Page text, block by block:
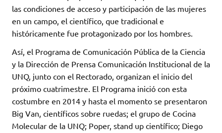
las condiciones de acceso y participación de las mujeres
en un campo, el científico, que tradicional e
históricamente fue protagonizado por los hombres.
Así, el Programa de Comunicación Pública de la Ciencia
y la Dirección de Prensa Comunicación Institucional de la
UNQ, junto con el Rectorado, organizan el inicio del
próximo cuatrimestre. El Programa inició con esta
costumbre en 2014 y hasta el momento se presentaron
Big Van, científicos sobre ruedas; el grupo de Cocina
Molecular de la UNQ; Poper, stand up científico; Diego